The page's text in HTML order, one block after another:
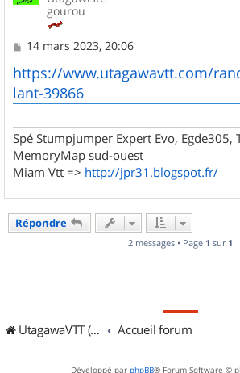
gourou
M
s
s
a
g
14 mars 2023, 20:06
https://www.utagawavtt.com/
lant-39866
Spé Stumpjumper Expert Evo, Egde305,
MemoryMap sud-ouest
Miam Vtt => http://jpr31.blogspot.fr/
Répondre
2 messages • Page 1 sur 1
UtagawaVTT (Randos VTT et VTTAE avec traces GPS) Accueil forum
Développé par phpBB® Forum Software ©